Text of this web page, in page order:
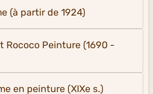
(à partir de 1924)
Rococo Peinture (1690 -
en peinture (XIXe s.)